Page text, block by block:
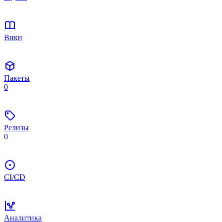
Вики
Пакеты
0
Релизы
0
CI/CD
Аналитика